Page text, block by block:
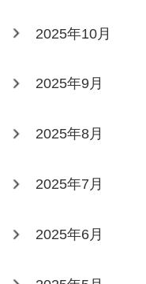
2025年10月
2025年9月
2025年8月
2025年7月
2025年6月